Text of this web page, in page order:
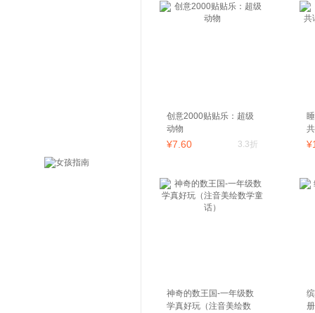
创意2000贴贴乐：超级
动物
¥7 .60 3.3折 ¥
神奇的数王国-一年级数
学真好玩（注音美绘数